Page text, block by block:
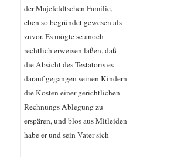
der Majefeldtschen Familie,
eben so begründet gewesen als
zuvor. Es mögte se anoch
rechtlich erweisen laßen, daß
die Absicht des Testatoris es
darauf gegangen seinen Kindern
die Kosten einer gerichtlichen
Rechnungs Ablegung zu
erspären, und blos aus Mitleiden
habe er und sein Vater sich